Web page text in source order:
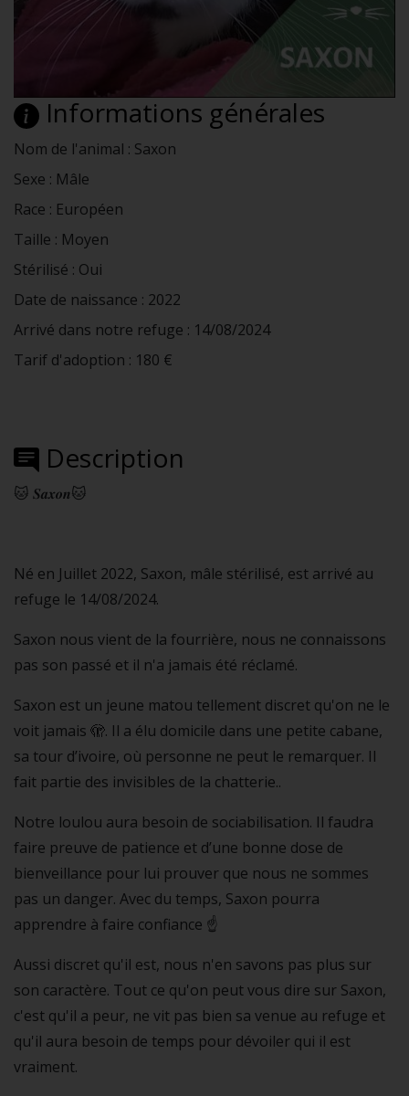
Informations générales
Nom de l'animal : Saxon
Sexe : Mâle
Race : Européen
Taille : Moyen
Stérilisé : Oui
Date de naissance : 2022
Arrivé dans notre refuge : 14/08/2024
Tarif d'adoption : 180 €
Description
🐱 𝑺𝒂𝒙𝒐𝒏🐱
Né en Juillet 2022, Saxon, mâle stérilisé, est arrivé au
refuge le 14/08/2024.
Saxon nous vient de la fourrière, nous ne connaissons
pas son passé et il n'a jamais été réclamé.
Saxon est un jeune matou tellement discret qu'on ne le
voit jamais 🫣. Il a élu domicile dans une petite cabane,
sa tour d’ivoire, où personne ne peut le remarquer. Il
fait partie des invisibles de la chatterie..
Notre loulou aura besoin de sociabilisation. Il faudra
faire preuve de patience et d’une bonne dose de
bienveillance pour lui prouver que nous ne sommes
pas un danger. Avec du temps, Saxon pourra
apprendre à faire confiance ☝️
Aussi discret qu'il est, nous n'en savons pas plus sur
son caractère. Tout ce qu'on peut vous dire sur Saxon,
c'est qu'il a peur, ne vit pas bien sa venue au refuge et
qu'il aura besoin de temps pour dévoiler qui il est
vraiment.